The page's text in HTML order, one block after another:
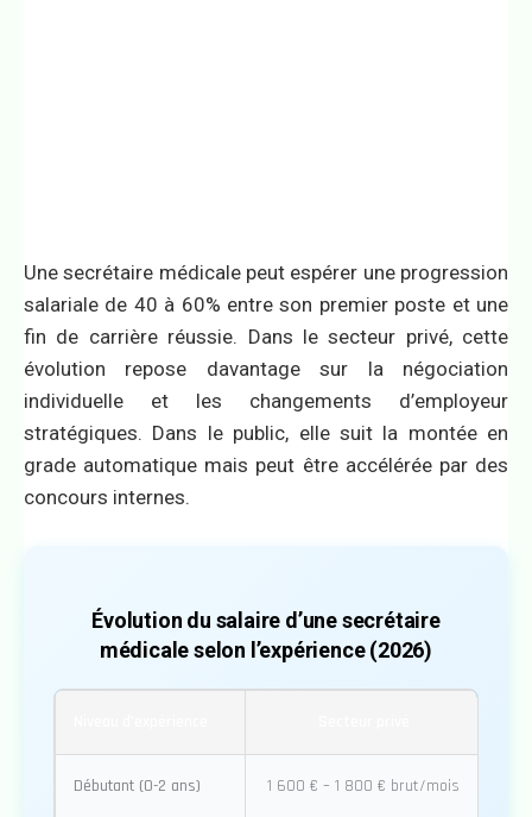
Une secrétaire médicale peut espérer une progression
salariale de 40 à 60% entre son premier poste et une
fin de carrière réussie. Dans le secteur privé, cette
évolution repose davantage sur la négociation
individuelle et les changements d’employeur
stratégiques. Dans le public, elle suit la montée en
grade automatique mais peut être accélérée par des
concours internes.
Évolution du salaire d’une secrétaire
médicale selon l’expérience (2026)
Débutant (0-2 ans) 1 600 € – 1 800 € brut/mois